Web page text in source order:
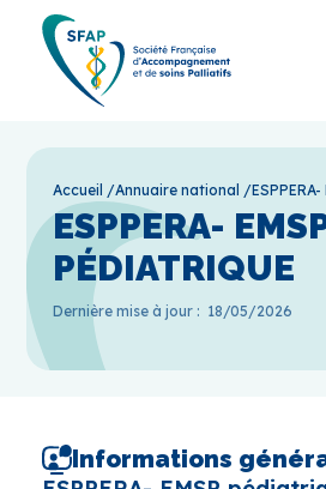
Accueil /Annuaire national /
ESPPERA-
PÉDIATRIQUE
Dernière mise à jour : 18/05/2026
Informations